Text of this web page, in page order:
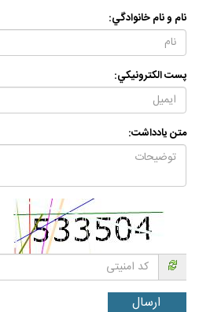
نام و نام خانوادگي:
پست الكترونيكي:
متن يادداشت: